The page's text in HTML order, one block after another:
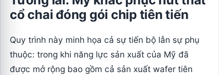
cổ chai đóng gói chip tiên tiến
Quy trình này minh họa cả sự tiến bộ lẫn sự phụ
thuộc: trong khi năng lực sản xuất của Mỹ đã
được mở rộng bao gồm cả sản xuất wafer tiên